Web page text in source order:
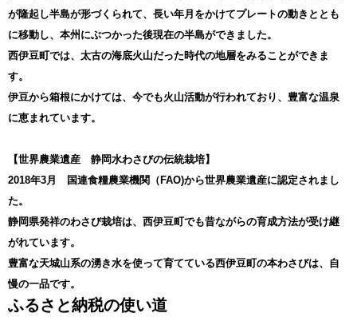
が隆起し半島が形づくられて、長い年月をかけてプレートの動きととも
に移動し、本州にぶつかった後現在の半島ができました。
西伊豆町では、太古の海底火山だった時代の地層をみることができま
す。
伊豆から箱根にかけては、今でも火山活動が行われており、豊富な温泉
に恵まれています。
【世界農業遺産 静岡水わさびの伝統栽培】
2018年3月 国連食糧農業機関（FAO)から世界農業遺産に認定されまし
た。
静岡県発祥のわさび栽培は、西伊豆町でも昔ながらの育成方法が受け継
がれています。
豊富な天城山系の湧き水を使って育てている西伊豆町の本わさびは、自
慢の一品です。
ふるさと納税の使い道